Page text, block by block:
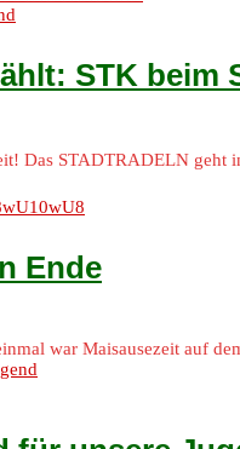
STK beim
Das STADTRADELN geht
wU10wU8
Ende
war Maisausezeit auf